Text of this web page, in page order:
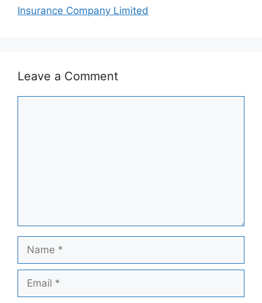
Insurance Company Limited
Leave a Comment
Name
Email